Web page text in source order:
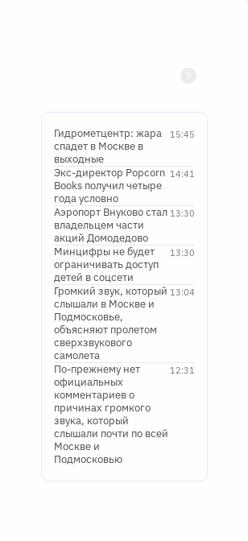
15:45
Гидрометцентр: жара
спадет в Москве в
выходные
14:41
Экс-директор Popcorn
Books получил четыре
года условно
13:30
Аэропорт Внуково стал
владельцем части
акций Домодедово
13:30
Минцифры не будет
ограничивать доступ
детей в соцсети
13:04
Громкий звук, который
слышали в Москве и
Подмосковье,
объясняют пролетом
сверхзвукового
самолета
12:31
По-прежнему нет
официальных
комментариев о
причинах громкого
звука, который
слышали почти по всей
Москве и
Подмосковью